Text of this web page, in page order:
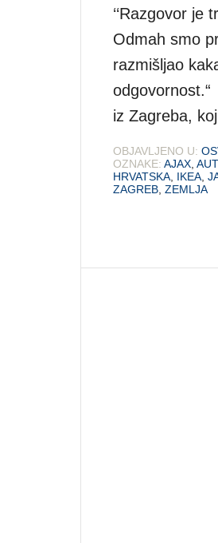
‘‘Razgovor
Odmah smo
razmišljao
iz Zagreba,
OBJAVLJENO U:
OZNAKE: AJAX
HRVATSKA IKEA
ZAGREB ZEMLJA